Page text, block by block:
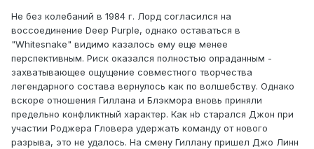
Не без колебаний в 1984 г. Лорд согласился на
воссоединение Deep Purple, однако оставаться в
"Whitesnake" видимо казалось ему еще менее
перспективным. Риск оказался полностью опраданным -
захватывающее ощущение совместного творчества
легендарного состава вернулось как по волшебству. Однако
вскоре отношения Гиллана и Блэкмора вновь приняли
предельно конфликтный характер. Как нb старался Джон при
участии Роджера Гловера удержать команду от нового
разрыва, это не удалось. На смену Гиллану пришел Джо Линн